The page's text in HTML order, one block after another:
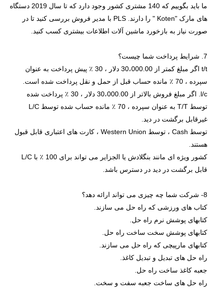
ما باید بگوییم که 140 مشتری کشور وجود دارد که تا سال 2019 دستگاه
های مارک "Koten " را دارند. PLS با مدیر فروش بررسی کنید تا در
صورت نیاز به بازخورد ماشین آلات اطلاعات بیشتری کسب کنید.
7. شرایط پرداخت شما چیست؟
t/t اگر مبلغ کمتر از 30،000.00 دلار ، 30 ٪ پیش پرداخت به عنوان
سپرده ، 70 ٪ مانده حساب قبل از حمل و نقل پرداخت شده است.
l/c. اگر مبلغ فروش بالاتر از 30،000.00 دلار ، 30 ٪ پرداخت شده
توسط T/T به عنوان سپرده ، 70 ٪ مانده حساب شده توسط L/C
غیرقابل برگشت در دید.
توسط Cash ، توسط Western Union ، کارت های اعتباری قابل قبول
هستند.
کشور ویژه ای مانند بنگلادش یا الجزایر می تواند برای 100 ٪ با L/C
قابل برگشت در دید در دسترس باشد.
8- شرکت شما چه چیزی می تواند ارائه دهد؟
کتاب های ورزشی که راه حل می سازند.
کتابهای پوشش نرم راه حل.
کتابهای پوشش سخت ساخت راه حل.
کتابهای مارپیچی که راه حل می سازند.
راه حل های تبدیل و تبدیل کاغذ.
جعبه کاغذ ساخت راه حل.
راه حل های ساخت جعبه سفت و سخت.